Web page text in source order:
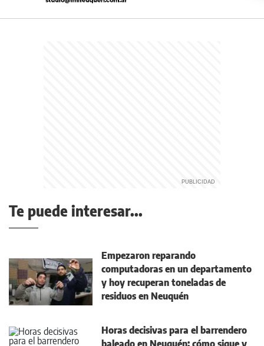
Te puede interesar...
Empezaron reparando
computadoras en un departamento
y hoy recuperan toneladas de
residuos en Neuquén
Horas decisivas para el barrendero